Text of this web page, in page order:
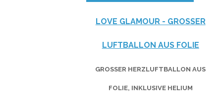
LOVE GLAMOUR - GROSSER L
UFTBALLON AUS FOLIE
GROSSER HERZLUFTBALLON AUS F
OLIE, INKLUSIVE HELIUM